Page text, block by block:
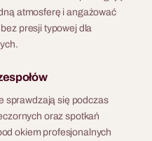
atmosferę i angażować
presji typowej dla
sprawdzają się podczas
oraz spotkań
okiem profesjonalnych